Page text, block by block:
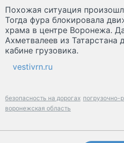
Похожая ситуация
Тогда фура блокировала
храма в центре Воронежа.
Ахметвалеев из Татарстана
кабине грузовика.
vestivrn.ru
безопасность на дорогах погрузочно-
воронежская область